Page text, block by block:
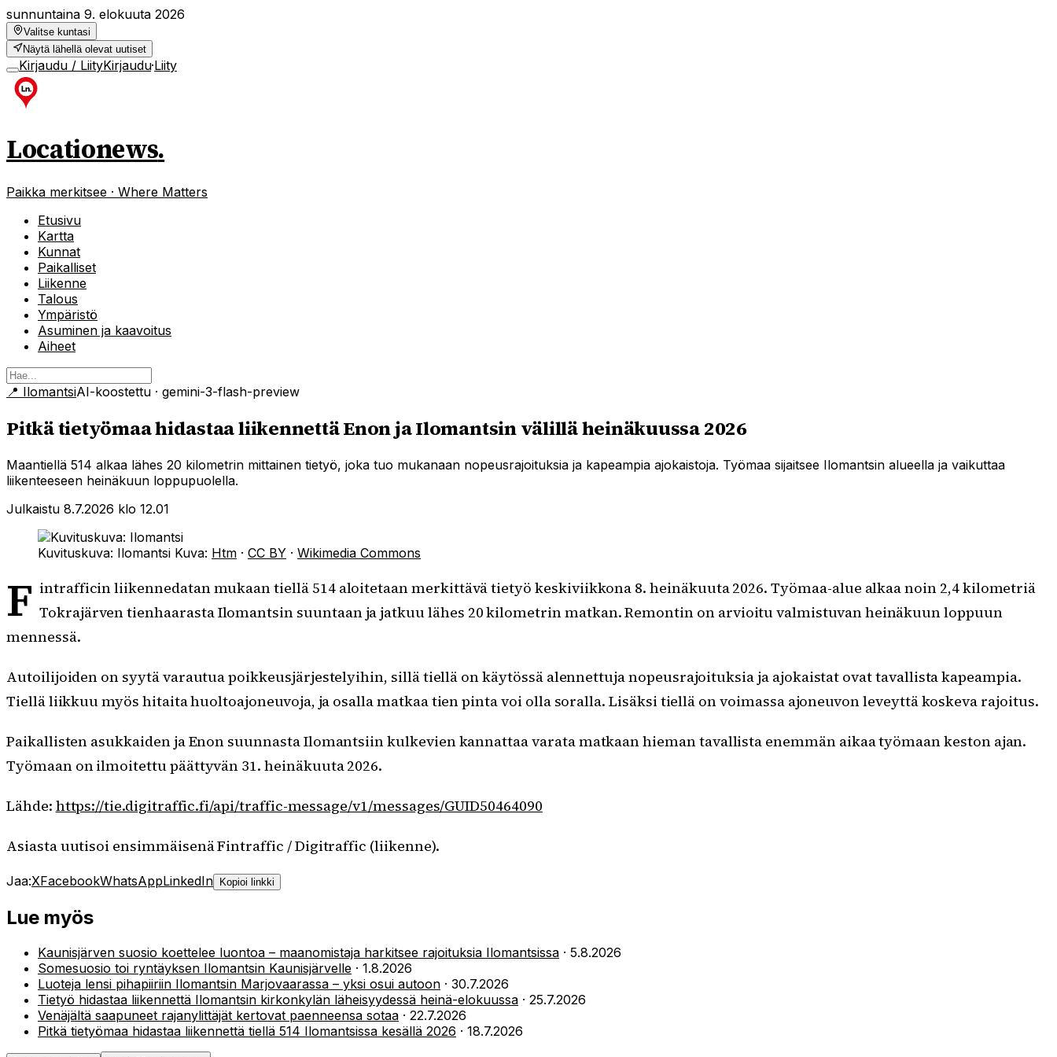
sunnuntaina 9. elokuuta 2026
Valitse kuntasi
Näytä lähellä olevat uutiset
Kirjaudu / LiityKirjaudu·Liity
Locationews.
Paikka merkitsee · Where Matters
Etusivu
Kartta
Kunnat
Paikalliset
Liikenne
Talous
Ympäristö
Asuminen ja kaavoitus
Aiheet
📍 IlomantsiAI-koostettu · gemini-3-flash-preview
Pitkä tietyömaa hidastaa liikennettä Enon ja Ilomantsin välillä heinäkuussa 2026
Maantiellä 514 alkaa lähes 20 kilometrin mittainen tietyö, joka tuo mukanaan nopeusrajoituksia ja kapeampia ajokaistoja. Työmaa sijaitsee Ilomantsin alueella ja vaikuttaa
liikenteeseen heinäkuun loppupuolella.
Julkaistu 8.7.2026 klo 12.01
Kuvituskuva: Ilomantsi Kuva: Htm · CC BY · Wikimedia Commons
F intrafficin liikennedatan mukaan tiellä 514 aloitetaan merkittävä tietyö keskiviikkona 8. heinäkuuta 2026. Työmaa-alue alkaa noin 2,4 kilometriä
Tokrajärven tienhaarasta Ilomantsin suuntaan ja jatkuu lähes 20 kilometrin matkan. Remontin on arvioitu valmistuvan heinäkuun loppuun
mennessä.
Autoilijoiden on syytä varautua poikkeusjärjestelyihin, sillä tiellä on käytössä alennettuja nopeusrajoituksia ja ajokaistat ovat tavallista kapeampia.
Tiellä liikkuu myös hitaita huoltoajoneuvoja, ja osalla matkaa tien pinta voi olla soralla. Lisäksi tiellä on voimassa ajoneuvon leveyttä koskeva rajoitus.
Paikallisten asukkaiden ja Enon suunnasta Ilomantsiin kulkevien kannattaa varata matkaan hieman tavallista enemmän aikaa työmaan keston ajan.
Työmaan on ilmoitettu päättyvän 31. heinäkuuta 2026.
Lähde: https://tie.digitraffic.fi/api/traffic-message/v1/messages/GUID50464090
Asiasta uutisoi ensimmäisenä Fintraffic / Digitraffic (liikenne).
Jaa:XFacebookWhatsAppLinkedIn Kopioi linkki
Lue myös
Kaunisjärven suosio koettelee luontoa – maanomistaja harkitsee rajoituksia Ilomantsissa · 5.8.2026
Somesuosio toi ryntäyksen Ilomantsin Kaunisjärvelle · 1.8.2026
Luoteja lensi pihapiiriin Ilomantsin Marjovaarassa – yksi osui autoon · 30.7.2026
Tietyö hidastaa liikennettä Ilomantsin kirkonkylän läheisyydessä heinä-elokuussa · 25.7.2026
Venäjältä saapuneet rajanylittäjät kertovat paenneensa sotaa · 22.7.2026
Pitkä tietyömaa hidastaa liikennettä tiellä 514 Ilomantsissa kesällä 2026 · 18.7.2026